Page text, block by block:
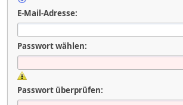
E-Mail-Adresse:
Passwort wählen:
Passwort überprüfen: